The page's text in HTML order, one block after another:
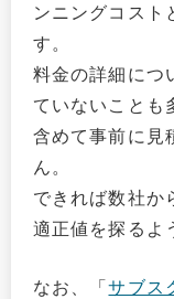
ンニングコスト
す。
料金の詳細につ
ていないことも
含めて事前に見
ん。
できれば数社か
適正値を探るよ
なお、「サブス